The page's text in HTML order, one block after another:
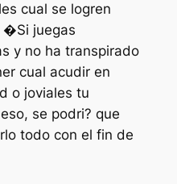
cual se logren
�Si juegas
y no ha transpirado
cual acudir en
o joviales tu
se podri? que
todo con el fin de